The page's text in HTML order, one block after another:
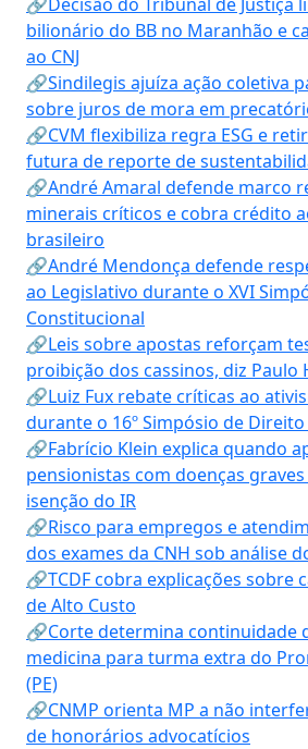
bilionário do BB no Maranhão e
ao CNJ
🔗Sindilegis ajuíza ação coletiva
sobre juros de mora em
🔗CVM flexibiliza regra ESG e
futura de reporte de
🔗André Amaral defende marco
minerais críticos e cobra crédito
brasileiro
🔗André Mendonça defende
ao Legislativo durante o XVI
Constitucional
🔗Leis sobre apostas reforçam
proibição dos cassinos, diz Paulo
🔗Luiz Fux rebate críticas ao
durante o 16º Simpósio de
🔗Fabrício Klein explica quando
pensionistas com doenças
isenção do IR
🔗Risco para empregos e
dos exames da CNH sob análise
🔗TCDF cobra explicações sobre
de Alto Custo
🔗Corte determina continuidade
medicina para turma extra do
(PE)
🔗CNMP orienta MP a não
de honorários advocatícios